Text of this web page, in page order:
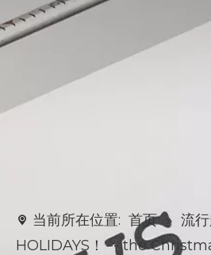
当前所在位置: 首页 » 流
HOLIDAYS！ -- the